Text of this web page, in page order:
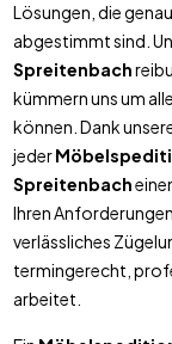
Lösungen, die
abgestimmt sind.
Spreitenbach
kümmern uns um
können. Dank
jeder
Spreitenbach
Ihren
verlässliches
termingerecht,
arbeitet.